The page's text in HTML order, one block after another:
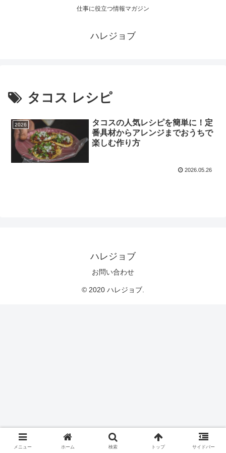
仕事に役立つ情報マガジン
ハレジョブ
タコス レシピ
2026
タコスの人気レシピを簡単に！定
番具材からアレンジまでおうちで
楽しむ作り方
2026.05.26
ハレジョブ
お問い合わせ
© 2020 ハレジョブ.
メニュー ホーム 検索 トップ サイドバー